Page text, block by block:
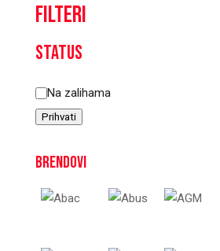
Filteri
Status
Status
Na zalihama
Prihvati
Brendovi